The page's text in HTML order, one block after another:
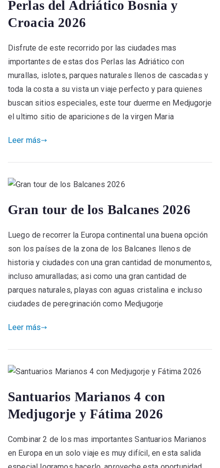
Perlas del Adriático Bosnia y
Croacia 2026
Disfrute de este recorrido por las ciudades mas
importantes de estas dos Perlas las Adriático con
murallas, islotes, parques naturales llenos de cascadas y
toda la costa a su vista un viaje perfecto y para quienes
buscan sitios especiales, este tour duerme en Medjugorje
el ultimo sitio de apariciones de la virgen Maria
Leer más
Gran tour de los Balcanes 2026
Luego de recorrer la Europa continental una buena opción
son los países de la zona de los Balcanes llenos de
historia y ciudades con una gran cantidad de monumentos,
incluso amuralladas; asi como una gran cantidad de
parques naturales, playas con aguas cristalina e incluso
ciudades de peregrinación como Medjugorje
Leer más
Santuarios Marianos 4 con
Medjugorje y Fátima 2026
Combinar 2 de los mas importantes Santuarios Marianos
en Europa en un solo viaje es muy difícil, en esta salida